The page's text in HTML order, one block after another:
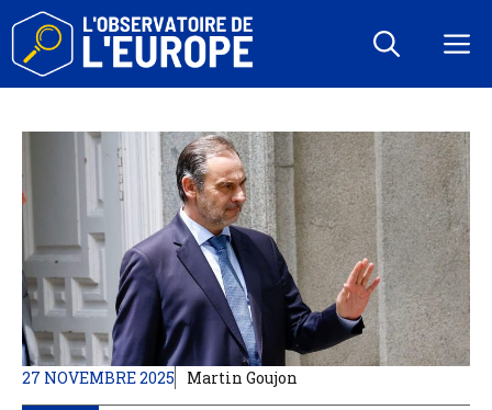
Aller
contenu
27 NOVEMBRE 2025 Martin Goujon